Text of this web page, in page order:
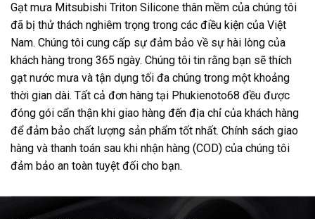
Gạt mưa Mitsubishi Triton Silicone thân mềm của chúng tôi
đã bị thử thách nghiêm trọng trong các điều kiện của Việt
Nam. Chúng tôi cung cấp sự đảm bảo về sự hài lòng của
khách hàng trong 365 ngày. Chúng tôi tin rằng bạn sẽ thích
gạt nước mưa và tận dụng tối đa chúng trong một khoảng
thời gian dài. Tất cả đơn hàng tại Phukienoto68 đều được
đóng gói cẩn thận khi giao hàng đến địa chỉ của khách hàng
để đảm bảo chất lượng sản phẩm tốt nhất. Chính sách giao
hàng và thanh toán sau khi nhận hàng (COD) của chúng tôi
đảm bảo an toàn tuyệt đối cho bạn.